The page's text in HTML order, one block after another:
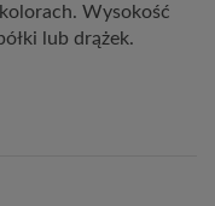
Wysokość
lub drążek.